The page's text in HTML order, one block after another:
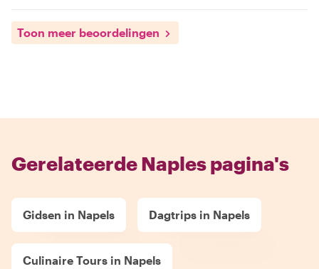
Toon meer beoordelingen
Gerelateerde Naples pagina's
Gidsen in Napels Dagtrips in Napels
Culinaire Tours in Napels